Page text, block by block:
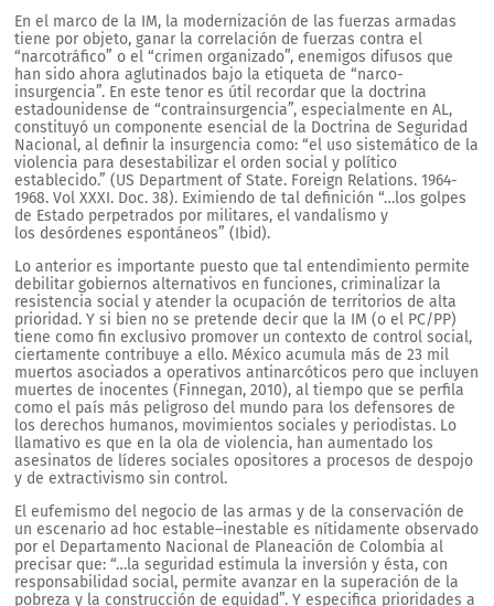
En el marco de la IM, la modernización de las fuerzas armadas
tiene por objeto, ganar la correlación de fuerzas contra el
“narcotráfico” o el “crimen organizado”, enemigos difusos que
han sido ahora aglutinados bajo la etiqueta de “narco-
insurgencia”. En este tenor es útil recordar que la doctrina
estadounidense de “contrainsurgencia”, especialmente en AL,
constituyó un componente esencial de la Doctrina de Seguridad
Nacional, al definir la insurgencia como: “el uso sistemático de la
violencia para desestabilizar el orden social y político
establecido.” (US Department of State. Foreign Relations. 1964-
1968. Vol XXXI. Doc. 38). Eximiendo de tal definición “…los golpes
de Estado perpetrados por militares, el vandalismo y
los desórdenes espontáneos” (Ibid).
Lo anterior es importante puesto que tal entendimiento permite
debilitar gobiernos alternativos en funciones, criminalizar la
resistencia social y atender la ocupación de territorios de alta
prioridad. Y si bien no se pretende decir que la IM (o el PC/PP)
tiene como fin exclusivo promover un contexto de control social,
ciertamente contribuye a ello. México acumula más de 23 mil
muertos asociados a operativos antinarcóticos pero que incluyen
muertes de inocentes (Finnegan, 2010), al tiempo que se perfila
como el país más peligroso del mundo para los defensores de
los derechos humanos, movimientos sociales y periodistas. Lo
llamativo es que en la ola de violencia, han aumentado los
asesinatos de líderes sociales opositores a procesos de despojo
y de extractivismo sin control.
El eufemismo del negocio de las armas y de la conservación de
un escenario ad hoc estable–inestable es nítidamente observado
por el Departamento Nacional de Planeación de Colombia al
precisar que: “…la seguridad estimula la inversión y ésta, con
responsabilidad social, permite avanzar en la superación de la
pobreza y la construcción de equidad”. Y especifica prioridades a